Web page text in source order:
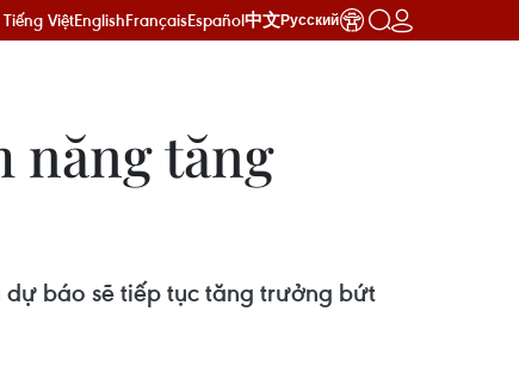
Tiếng ViệtEnglishFrançaisEspañol中文Русский
năng tăng
báo sẽ tiếp tục tăng trưởng bứt